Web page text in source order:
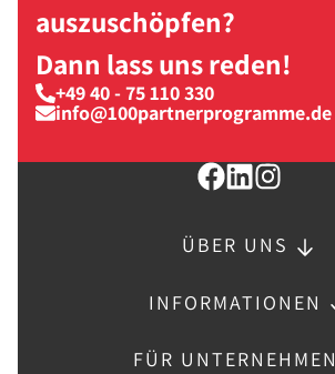
auszuschöpfen?
Dann lass uns reden!
+49 40 - 75 110 330
info@100partnerprogramme.de
ÜBER UNS
INFORMATIONEN
FÜR UNTERNEHMEN